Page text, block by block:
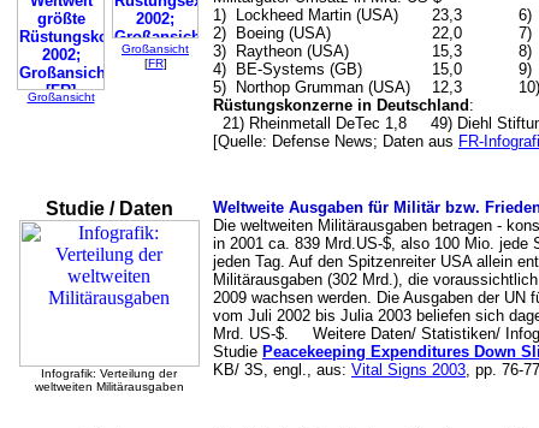
Großansicht
Großansicht
[FR]
1)
Lockheed Martin (USA) 23,3
6)
2)
Boeing (USA) 22,0
7)
3)
Raytheon (USA) 15,3
8)
4)
BE-Systems (GB) 15,0
9)
5)
Northop Grumman (USA) 12,3
10)
Rüstungskonzerne in Deutschland :
21) Rheinmetall DeTec 1,8 49) Diehl
[Quelle: Defense News; Daten aus FR-
Studie / Daten
Infografik: Verteilung der
weltweiten Militärausgaben
Weltweite Ausgaben für Militär bzw.
Die weltweiten Militärausgaben betragen -
in 2001 ca. 839 Mrd.US-$, also 100 Mio. jede
jeden Tag. Auf den Spitzenreiter USA allein
Militärausgaben (302 Mrd.), die
2009 wachsen werden. Die Ausgaben der UN
vom Juli 2002 bis Julia 2003 beliefen sich
Mrd. US-$. Weitere Daten/ Statistiken/
Studie Peacekeeping Expenditures Down
KB/ 3S, engl., aus: Vital Signs 2003, pp. 76-